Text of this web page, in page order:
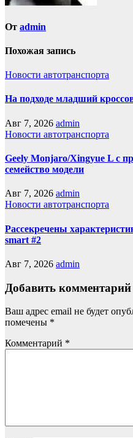
От admin
Похожая запись
Новости автотранспорта
На подходе младший
Авг 7, 2026 admin
Новости автотранспорта
Geely Monjaro/Xingyue L с
семейство модели
Авг 7, 2026 admin
Новости автотранспорта
Рассекречены
smart #2
Авг 7, 2026 admin
Добавить комментарий
Ваш адрес email не будет
помечены *
Комментарий *